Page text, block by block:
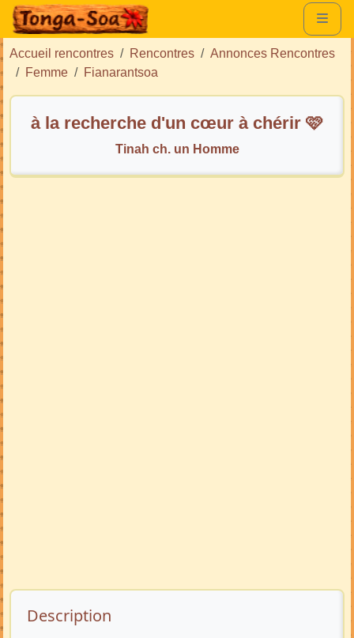
Accueil rencontres Rencontres
Annonces Rencontres
Femme
Fianarantsoa
à la recherche d'un cœur à chérir 🩷
Tinah ch. un Homme
Description de l’annonce
Description